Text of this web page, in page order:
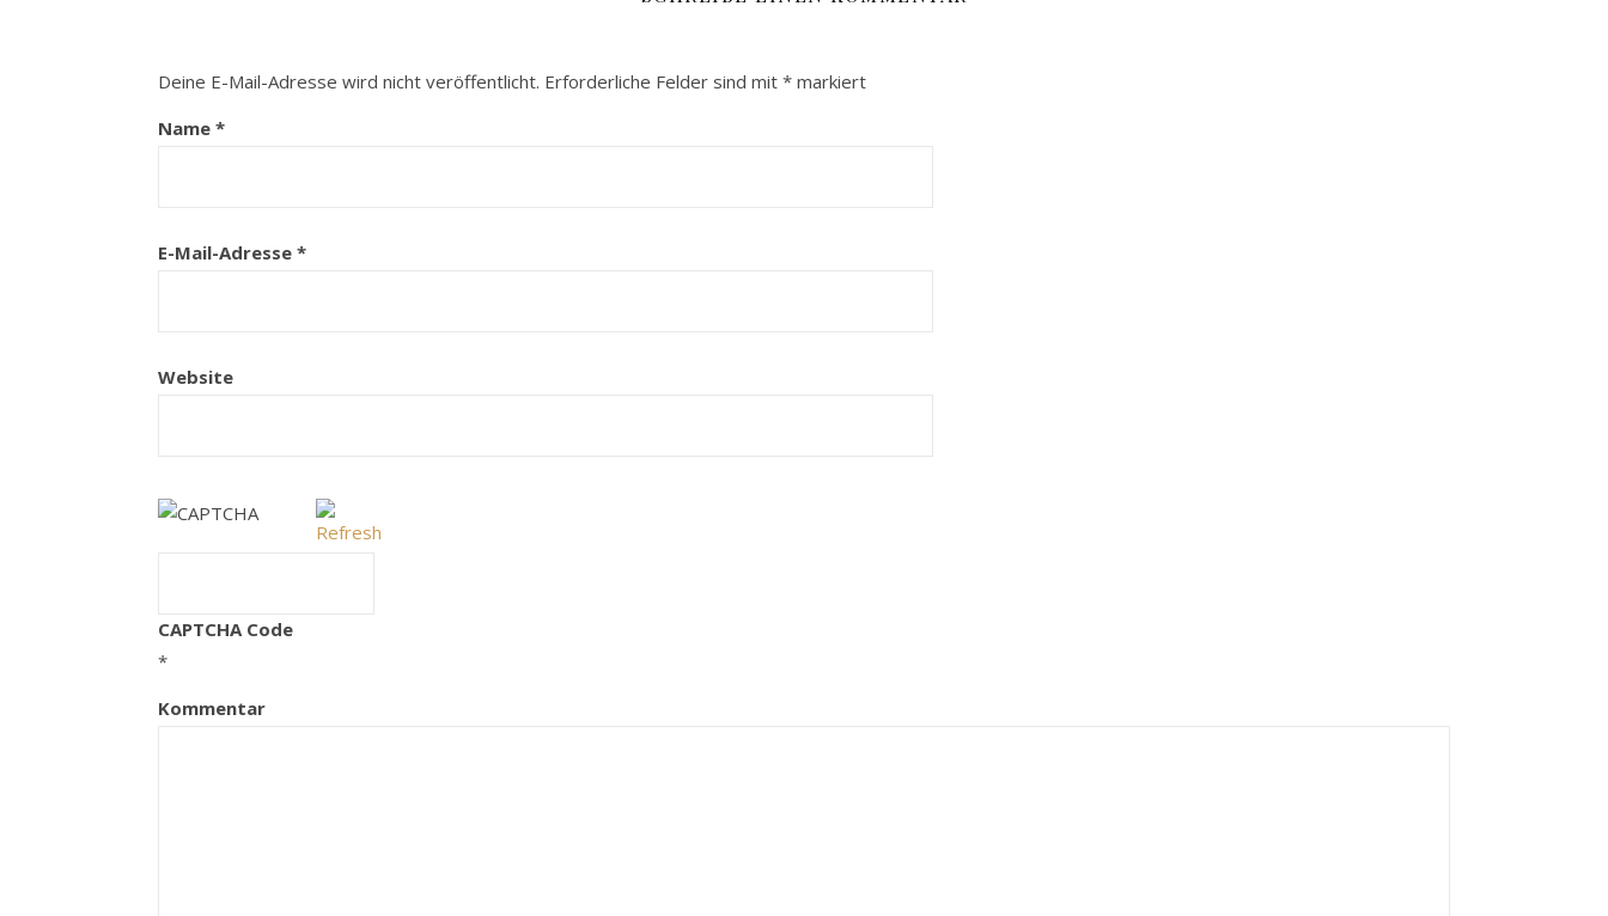
Deine E-Mail-Adresse wird nicht veröffentlicht. Erforderliche Felder sind mit * markiert
Name *
E-Mail-Adresse *
Website
CAPTCHA Code
*
Kommentar